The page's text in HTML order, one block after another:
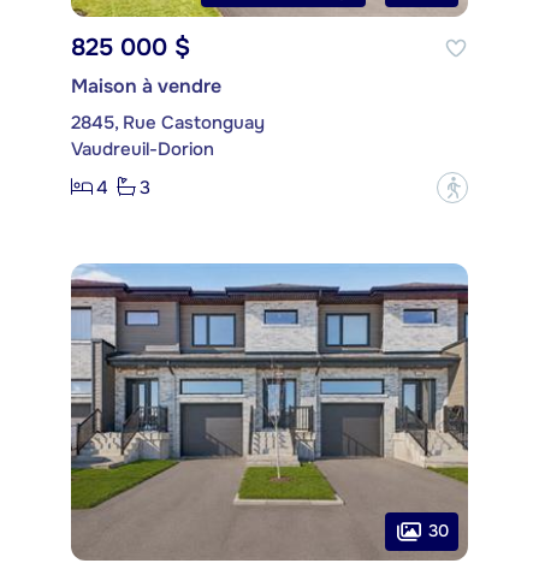
825 000 $
Maison à vendre
2845, Rue Castonguay
Vaudreuil-Dorion
4
3 ?
30